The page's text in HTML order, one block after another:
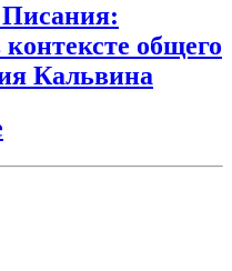
Писания:
общего
Кальвина